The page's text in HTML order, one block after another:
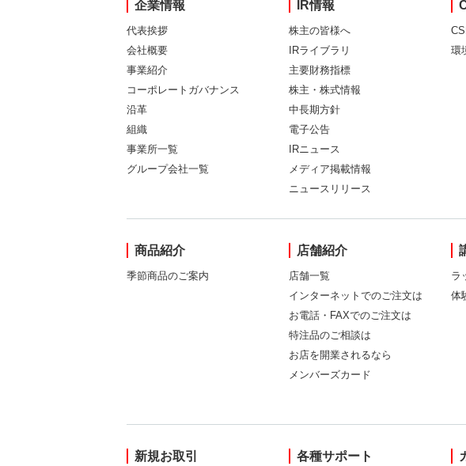
企業情報
代表挨拶
会社概要
事業紹介
コーポレートガバナンス
沿革
組織
事業所一覧
グループ会社一覧
IR情報
株主の皆様へ
IRライブラリ
主要財務指標
株主・株式情報
中長期方針
電子公告
IRニュース
メディア掲載情報
ニュースリリース
環
商品紹介
季節商品のご案内
店舗紹介
店舗一覧
インターネットでのご注文は
お電話・FAXでのご注文は
特注品のご相談は
お店を開業されるなら
メンバーズカード
ラ
体
新規お取引 各種サポート